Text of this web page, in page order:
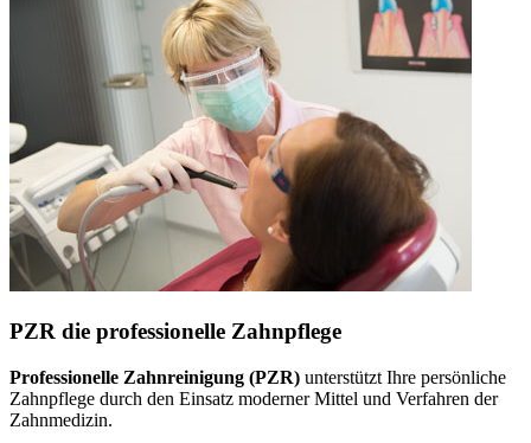
PZR die professionelle Zahnpflege
Professionelle Zahnreinigung (PZR) unterstützt Ihre persönliche
Zahnpflege durch den Einsatz moderner Mittel und Verfahren der
Zahnmedizin.